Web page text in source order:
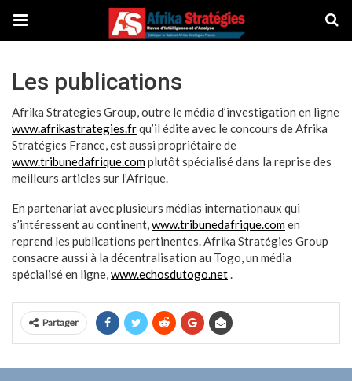
Les publications
Afrika Strategies Group, outre le média d’investigation en ligne
www.afrikastrategies.frqu’il édite avec le concours de Afrika
Stratégies France, est aussi propriétaire de
www.tribunedafrique.complutôt spécialisé dans la reprise des
meilleurs articles sur l’Afrique.
En partenariat avec plusieurs médias internationaux qui
s’intéressent au continent,www.tribunedafrique.comen
reprend les publications pertinentes. Afrika Stratégies Group
consacre aussi à la décentralisation au Togo, un média
spécialisé en ligne,www.echosdutogo.net.
Partager